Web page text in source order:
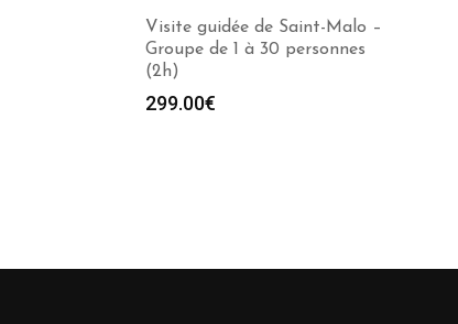
Visite guidée de Saint-Malo –
Groupe de 1 à 30 personnes
(2h)
299.00€